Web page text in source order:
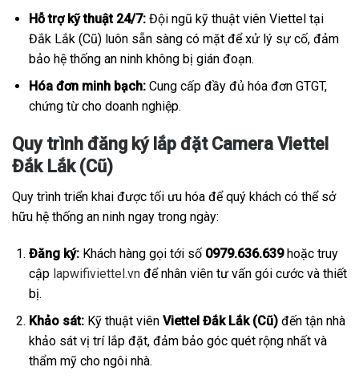
Hỗ trợ kỹ thuật 24/7:Đội ngũ kỹ thuật viên Viettel tại
Đắk Lắk (Cũ) luôn sẵn sàng có mặt để xử lý sự cố, đảm
bảo hệ thống an ninh không bị gián đoạn.
Hóa đơn minh bạch:Cung cấp đầy đủ hóa đơn GTGT,
chứng từ cho doanh nghiệp.
Quy trình đăng ký lắp đặt Camera Viettel
Đắk Lắk (Cũ)
Quy trình triển khai được tối ưu hóa để quý khách có thể sở
hữu hệ thống an ninh ngay trong ngày:
Đăng ký:Khách hàng gọi tới số 0979.636.639hoặc truy
cập lapwifiviettel.vnđể nhân viên tư vấn gói cước và thiết
bị.
Khảo sát:Kỹ thuật viên Viettel Đắk Lắk (Cũ)đến tận nhà
khảo sát vị trí lắp đặt, đảm bảo góc quét rộng nhất và
thẩm mỹ cho ngôi nhà.